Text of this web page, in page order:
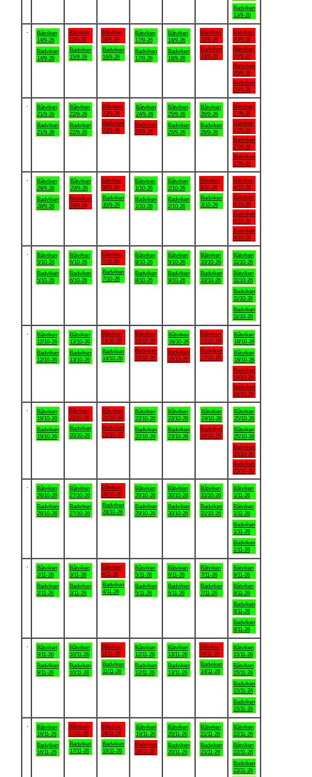
Badviken
13/9-26
Båtviken
14/9-26
Badviken
14/9-26
Båtviken
15/9-26
Badviken
15/9-26
Båtviken
16/9-26
Badviken
16/9-26
Båtviken
17/9-26
Badviken
17/9-26
Båtviken
18/9-26
Badviken
18/9-26
Båtviken
19/9-26
Badviken
19/9-26
Båtviken
20/9-26
Båtviken
20/9-26
Badviken
20/9-26
Badviken
20/9-26
Båtviken
21/9-26
Badviken
21/9-26
Båtviken
22/9-26
Badviken
22/9-26
Båtviken
23/9-26
Badviken
23/9-26
Båtviken
24/9-26
Badviken
24/9-26
Båtviken
25/9-26
Badviken
25/9-26
Båtviken
26/9-26
Badviken
26/9-26
Båtviken
27/9-26
Båtviken
27/9-26
Badviken
27/9-26
Badviken
27/9-26
Båtviken
28/9-26
Badviken
28/9-26
Båtviken
29/9-26
Badviken
29/9-26
Båtviken
30/9-26
Badviken
30/9-26
Båtviken
1/10-26
Badviken
1/10-26
Båtviken
2/10-26
Badviken
2/10-26
Båtviken
3/10-26
Badviken
3/10-26
Båtviken
4/10-26
Båtviken
4/10-26
Badviken
4/10-26
Badviken
4/10-26
Båtviken
5/10-26
Badviken
5/10-26
Båtviken
6/10-26
Badviken
6/10-26
Båtviken
7/10-26
Badviken
7/10-26
Båtviken
8/10-26
Badviken
8/10-26
Båtviken
9/10-26
Badviken
9/10-26
Båtviken
10/10-26
Badviken
10/10-26
Båtviken
11/10-26
Båtviken
11/10-26
Badviken
11/10-26
Badviken
11/10-26
Båtviken
12/10-26
Badviken
12/10-26
Båtviken
13/10-26
Badviken
13/10-26
Båtviken
14/10-26
Badviken
14/10-26
Båtviken
15/10-26
Badviken
15/10-26
Båtviken
16/10-26
Badviken
16/10-26
Båtviken
17/10-26
Badviken
17/10-26
Båtviken
18/10-26
Båtviken
18/10-26
Badviken
18/10-26
Badviken
18/10-26
Båtviken
19/10-26
Badviken
19/10-26
Båtviken
20/10-26
Badviken
20/10-26
Båtviken
21/10-26
Badviken
21/10-26
Båtviken
22/10-26
Badviken
22/10-26
Båtviken
23/10-26
Badviken
23/10-26
Båtviken
24/10-26
Badviken
24/10-26
Båtviken
25/10-26
Båtviken
25/10-26
Badviken
25/10-26
Badviken
25/10-26
Båtviken
26/10-26
Badviken
26/10-26
Båtviken
27/10-26
Badviken
27/10-26
Båtviken
28/10-26
Badviken
28/10-26
Båtviken
29/10-26
Badviken
29/10-26
Båtviken
30/10-26
Badviken
30/10-26
Båtviken
31/10-26
Badviken
31/10-26
Båtviken
1/11-26
Båtviken
1/11-26
Badviken
1/11-26
Badviken
1/11-26
Båtviken
2/11-26
Badviken
2/11-26
Båtviken
3/11-26
Badviken
3/11-26
Båtviken
4/11-26
Badviken
4/11-26
Båtviken
5/11-26
Badviken
5/11-26
Båtviken
6/11-26
Badviken
6/11-26
Båtviken
7/11-26
Badviken
7/11-26
Båtviken
8/11-26
Båtviken
8/11-26
Badviken
8/11-26
Badviken
8/11-26
Båtviken
9/11-26
Badviken
9/11-26
Båtviken
10/11-26
Badviken
10/11-26
Båtviken
11/11-26
Badviken
11/11-26
Båtviken
12/11-26
Badviken
12/11-26
Båtviken
13/11-26
Badviken
13/11-26
Båtviken
14/11-26
Badviken
14/11-26
Båtviken
15/11-26
Båtviken
15/11-26
Badviken
15/11-26
Badviken
15/11-26
Båtviken
16/11-26
Badviken
16/11-26
Båtviken
17/11-26
Badviken
17/11-26
Båtviken
18/11-26
Badviken
18/11-26
Båtviken
19/11-26
Badviken
19/11-26
Båtviken
20/11-26
Badviken
20/11-26
Båtviken
21/11-26
Badviken
21/11-26
Båtviken
22/11-26
Båtviken
22/11-26
Badviken
22/11-26